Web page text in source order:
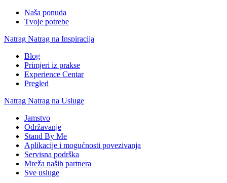
Naša ponuda
Tvoje potrebe
Natrag Natrag na Inspiracija
Blog
Primjeri iz prakse
Experience Centar
Pregled
Natrag Natrag na Usluge
Jamstvo
Održavanje
Stand By Me
Aplikacije i mogućnosti povezivanja
Servisna podrška
Mreža naših partnera
Sve usluge